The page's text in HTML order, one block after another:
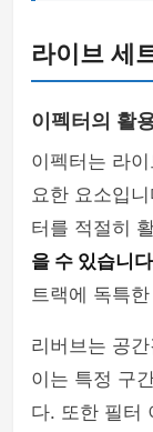
라이브 세
이펙터의 활
이펙터는 라
요한 요소입
터를 적절히
을 수 있습니다
트랙에 독특
리버브는 공
이는 특정 구
다. 또한 필터